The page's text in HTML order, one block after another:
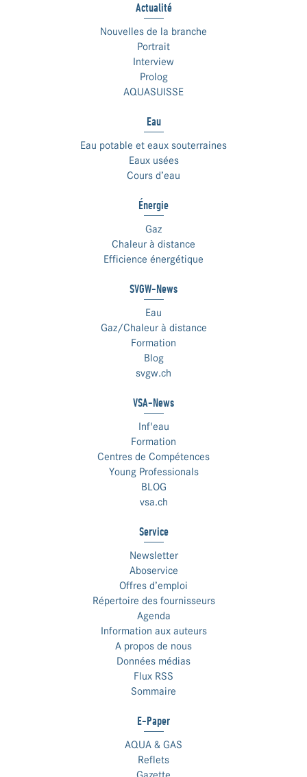
Actualité
Nouvelles de la branche
Portrait
Interview
Prolog
AQUASUISSE
Eau
Eau potable et eaux souterraines
Eaux usées
Cours d’eau
Énergie
Gaz
Chaleur à distance
Efficience énergétique
SVGW-News
Eau
Gaz/Chaleur à distance
Formation
Blog
svgw.ch
VSA-News
Inf'eau
Formation
Centres de Compétences
Young Professionals
BLOG
vsa.ch
Service
Newsletter
Aboservice
Offres d’emploi
Répertoire des fournisseurs
Agenda
Information aux auteurs
A propos de nous
Données médias
Flux RSS
Sommaire
E-Paper
AQUA & GAS
Reflets